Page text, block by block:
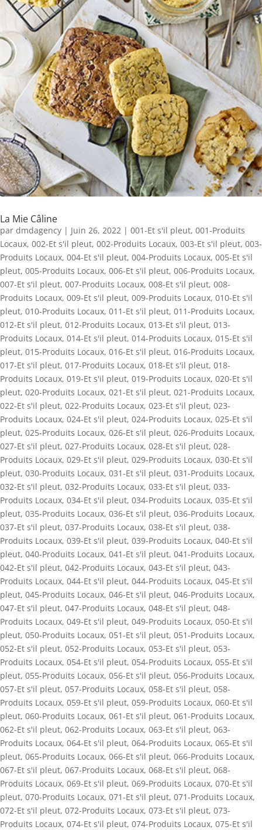
La Mie Câline
par dmdagency | Juin 26, 2022 | 001-Et s'il pleut, 001-Produits
Locaux, 002-Et s'il pleut, 002-Produits Locaux, 003-Et s'il pleut, 003-
Produits Locaux, 004-Et s'il pleut, 004-Produits Locaux, 005-Et s'il
pleut, 005-Produits Locaux, 006-Et s'il pleut, 006-Produits Locaux,
007-Et s'il pleut, 007-Produits Locaux, 008-Et s'il pleut, 008-
Produits Locaux, 009-Et s'il pleut, 009-Produits Locaux, 010-Et s'il
pleut, 010-Produits Locaux, 011-Et s'il pleut, 011-Produits Locaux,
012-Et s'il pleut, 012-Produits Locaux, 013-Et s'il pleut, 013-
Produits Locaux, 014-Et s'il pleut, 014-Produits Locaux, 015-Et s'il
pleut, 015-Produits Locaux, 016-Et s'il pleut, 016-Produits Locaux,
017-Et s'il pleut, 017-Produits Locaux, 018-Et s'il pleut, 018-
Produits Locaux, 019-Et s'il pleut, 019-Produits Locaux, 020-Et s'il
pleut, 020-Produits Locaux, 021-Et s'il pleut, 021-Produits Locaux,
022-Et s'il pleut, 022-Produits Locaux, 023-Et s'il pleut, 023-
Produits Locaux, 024-Et s'il pleut, 024-Produits Locaux, 025-Et s'il
pleut, 025-Produits Locaux, 026-Et s'il pleut, 026-Produits Locaux,
027-Et s'il pleut, 027-Produits Locaux, 028-Et s'il pleut, 028-
Produits Locaux, 029-Et s'il pleut, 029-Produits Locaux, 030-Et s'il
pleut, 030-Produits Locaux, 031-Et s'il pleut, 031-Produits Locaux,
032-Et s'il pleut, 032-Produits Locaux, 033-Et s'il pleut, 033-
Produits Locaux, 034-Et s'il pleut, 034-Produits Locaux, 035-Et s'il
pleut, 035-Produits Locaux, 036-Et s'il pleut, 036-Produits Locaux,
037-Et s'il pleut, 037-Produits Locaux, 038-Et s'il pleut, 038-
Produits Locaux, 039-Et s'il pleut, 039-Produits Locaux, 040-Et s'il
pleut, 040-Produits Locaux, 041-Et s'il pleut, 041-Produits Locaux,
042-Et s'il pleut, 042-Produits Locaux, 043-Et s'il pleut, 043-
Produits Locaux, 044-Et s'il pleut, 044-Produits Locaux, 045-Et s'il
pleut, 045-Produits Locaux, 046-Et s'il pleut, 046-Produits Locaux,
047-Et s'il pleut, 047-Produits Locaux, 048-Et s'il pleut, 048-
Produits Locaux, 049-Et s'il pleut, 049-Produits Locaux, 050-Et s'il
pleut, 050-Produits Locaux, 051-Et s'il pleut, 051-Produits Locaux,
052-Et s'il pleut, 052-Produits Locaux, 053-Et s'il pleut, 053-
Produits Locaux, 054-Et s'il pleut, 054-Produits Locaux, 055-Et s'il
pleut, 055-Produits Locaux, 056-Et s'il pleut, 056-Produits Locaux,
057-Et s'il pleut, 057-Produits Locaux, 058-Et s'il pleut, 058-
Produits Locaux, 059-Et s'il pleut, 059-Produits Locaux, 060-Et s'il
pleut, 060-Produits Locaux, 061-Et s'il pleut, 061-Produits Locaux,
062-Et s'il pleut, 062-Produits Locaux, 063-Et s'il pleut, 063-
Produits Locaux, 064-Et s'il pleut, 064-Produits Locaux, 065-Et s'il
pleut, 065-Produits Locaux, 066-Et s'il pleut, 066-Produits Locaux,
067-Et s'il pleut, 067-Produits Locaux, 068-Et s'il pleut, 068-
Produits Locaux, 069-Et s'il pleut, 069-Produits Locaux, 070-Et s'il
pleut, 070-Produits Locaux, 071-Et s'il pleut, 071-Produits Locaux,
072-Et s'il pleut, 072-Produits Locaux, 073-Et s'il pleut, 073-
Produits Locaux, 074-Et s'il pleut, 074-Produits Locaux, 075-Et s'il